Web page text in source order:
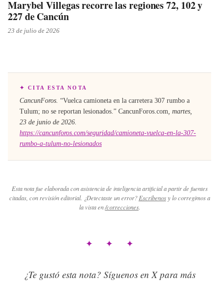
Marybel Villegas recorre las regiones 72, 102 y
227 de Cancún
23 de julio de 2026
✦ CITA ESTA NOTA
CancunForos. “Vuelca camioneta en la carretera 307 rumbo a
Tulum; no se reportan lesionados.” CancunForos.com, martes,
23 de junio de 2026.
https://cancunforos.com/seguridad/camioneta-vuelca-en-la-307-
rumbo-a-tulum-no-lesionados
Esta nota fue elaborada con asistencia de inteligencia artificial a partir de fuentes
citadas, con revisión editorial. ¿Detectaste un error? Escríbenos y lo corregimos a
la vista en /correcciones.
✦ ✦ ✦
¿Te gustó esta nota? Síguenos en X para más